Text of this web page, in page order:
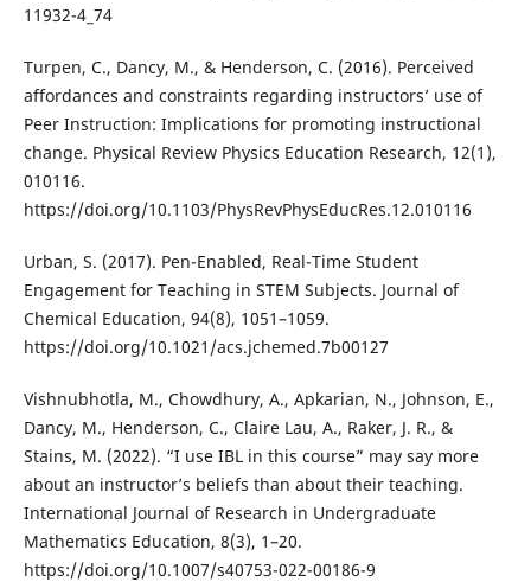
11932-4_74
Turpen, C., Dancy, M., & Henderson, C. (2016). Perceived
affordances and constraints regarding instructors’ use of
Peer Instruction: Implications for promoting instructional
change. Physical Review Physics Education Research, 12(1),
010116.
https://doi.org/10.1103/PhysRevPhysEducRes.12.010116
Urban, S. (2017). Pen-Enabled, Real-Time Student
Engagement for Teaching in STEM Subjects. Journal of
Chemical Education, 94(8), 1051–1059.
https://doi.org/10.1021/acs.jchemed.7b00127
Vishnubhotla, M., Chowdhury, A., Apkarian, N., Johnson, E.,
Dancy, M., Henderson, C., Claire Lau, A., Raker, J. R., &
Stains, M. (2022). “I use IBL in this course” may say more
about an instructor’s beliefs than about their teaching.
International Journal of Research in Undergraduate
Mathematics Education, 8(3), 1–20.
https://doi.org/10.1007/s40753-022-00186-9